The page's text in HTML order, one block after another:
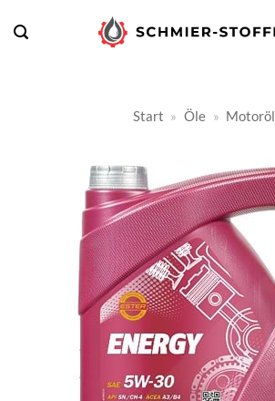
Inhalt
Start » Öle » Motoröl